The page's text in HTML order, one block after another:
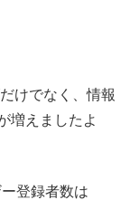
けでなく、情報
増えましたよ
登録者数は